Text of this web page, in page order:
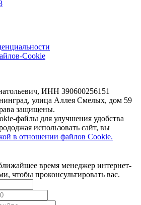
Cookie
ИНН 390600256151
улица Аллея Смелых, дом 59
защищены.
файлы для улучшения удобства
использовать сайт, вы
в отношении файлов Сookie.
время менеджер интернет-
чтобы проконсультировать вас.